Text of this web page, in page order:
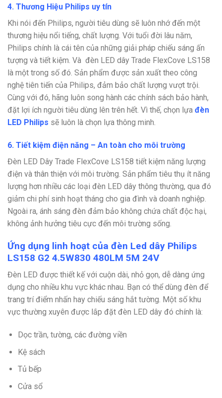
4. Thương Hiệu Philips uy tín
Khi nói đến Philips, người tiêu dùng sẽ luôn nhớ đến một
thương hiệu nổi tiếng, chất lượng. Với tuổi đời lâu năm,
Philips chính là cái tên của những giải pháp chiếu sáng ấn
tượng và tiết kiệm. Và đèn LED dây Trade FlexCove LS158
là một trong số đó. Sản phẩm được sản xuất theo công
nghệ tiên tiến của Philips, đảm bảo chất lượng vượt trội.
Cùng với đó, hãng luôn song hành các chính sách bảo hành,
đặt lợi ích người tiêu dùng lên trên hết. Vì thế, chọn lựa đèn
LED Philips sẽ luôn là chọn lựa thông minh.
6. Tiết kiệm điện năng – An toàn cho môi trường
Đèn LED Dây Trade FlexCove LS158 tiết kiệm năng lượng
điện và thân thiện với môi trường. Sản phẩm tiêu thụ ít năng
lượng hơn nhiều các loại đèn LED dây thông thường, qua đó
giảm chi phí sinh hoạt tháng cho gia đình và doanh nghiệp.
Ngoài ra, ánh sáng đèn đảm bảo không chứa chất độc hại,
không ảnh hưởng tiêu cực đến môi trường sống.
Ứng dụng linh hoạt của đèn Led dây Philips
LS158 G2 4.5W830 480LM 5M 24V
Đèn LED được thiết kế với cuộn dài, nhỏ gọn, dễ dàng ứng
dụng cho nhiều khu vực khác nhau. Bạn có thể dùng đèn để
trang trí điểm nhấn hay chiếu sáng hắt tường. Một số khu
vực thường xuyên được lắp đặt đèn LED dây đó chính là:
Dọc trần, tường, các đường viền
Kệ sách
Tủ bếp
Cửa sổ